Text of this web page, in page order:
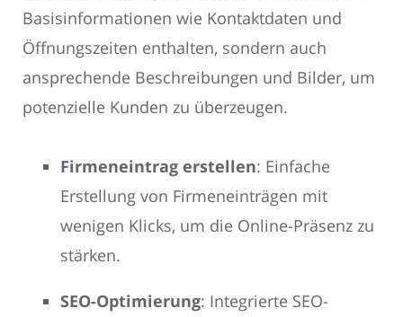
Basisinformationen wie Kontaktdaten und
Öffnungszeiten enthalten, sondern auch
ansprechende Beschreibungen und Bilder, um
potenzielle Kunden zu überzeugen.
Firmeneintrag erstellen: Einfache
Erstellung von Firmeneinträgen mit
wenigen Klicks, um die Online-Präsenz zu
stärken.
SEO-Optimierung: Integrierte SEO-